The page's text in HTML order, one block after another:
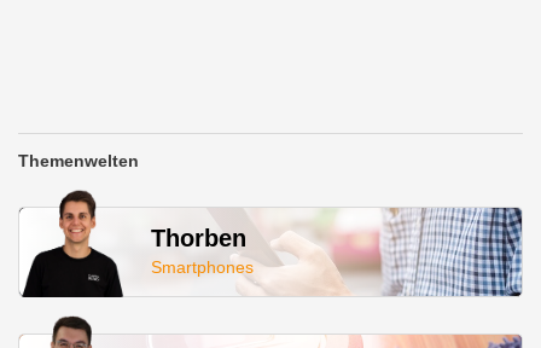
Themenwelten
Thorben
Smartphones